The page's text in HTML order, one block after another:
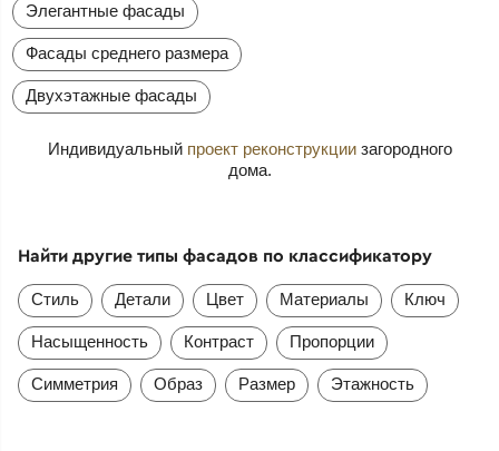
Элегантные фасады
Фасады среднего размера
Двухэтажные фасады
Индивидуальный проект реконструкции загородного
дома.
Найти другие типы фасадов по классификатору
Стиль Детали Цвет Материалы Ключ
Насыщенность Контраст Пропорции
Симметрия Образ Размер Этажность